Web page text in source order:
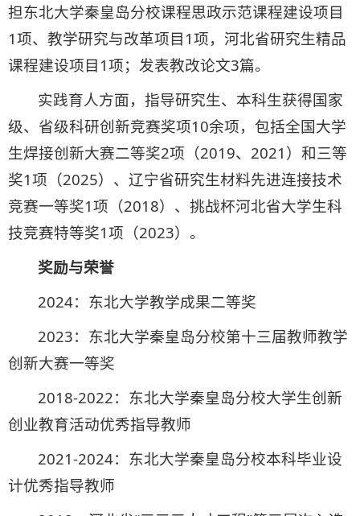
担东北大学秦皇岛分校课程思政示范课程建设项目
1项、教学研究与改革项目1项，河北省研究生精品
课程建设项目1项；发表教改论文3篇。
实践育人方面，指导研究生、本科生获得国家
级、省级科研创新竞赛奖项10余项，包括全国大学
生焊接创新大赛二等奖2项（2019、2021）和三等
奖1项（2025）、辽宁省研究生材料先进连接技术
竞赛一等奖1项（2018）、挑战杯河北省大学生科
技竞赛特等奖1项（2023）。
奖励与荣誉
2024：东北大学教学成果二等奖
2023：东北大学秦皇岛分校第十三届教师教学
创新大赛一等奖
2018-2022：东北大学秦皇岛分校大学生创新
创业教育活动优秀指导教师
2021-2024：东北大学秦皇岛分校本科毕业设
计优秀指导教师